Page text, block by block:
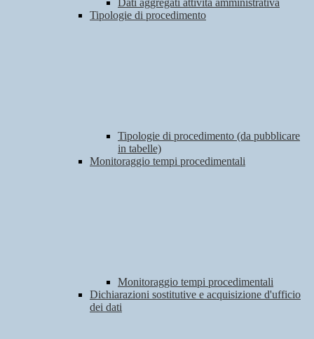
Dati aggregati attività amministrativa
Tipologie di procedimento
Tipologie di procedimento (da pubblicare
in tabelle)
Monitoraggio tempi procedimentali
Monitoraggio tempi procedimentali
Dichiarazioni sostitutive e acquisizione d'ufficio
dei dati